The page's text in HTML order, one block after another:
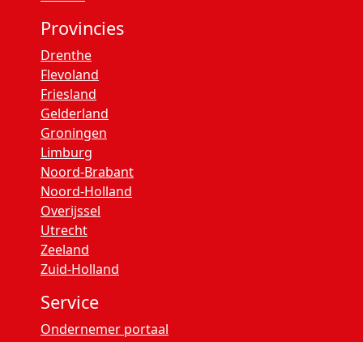
Provincies
Drenthe
Flevoland
Friesland
Gelderland
Groningen
Limburg
Noord-Brabant
Noord-Holland
Overijssel
Utrecht
Zeeland
Zuid-Holland
Service
Ondernemer portaal